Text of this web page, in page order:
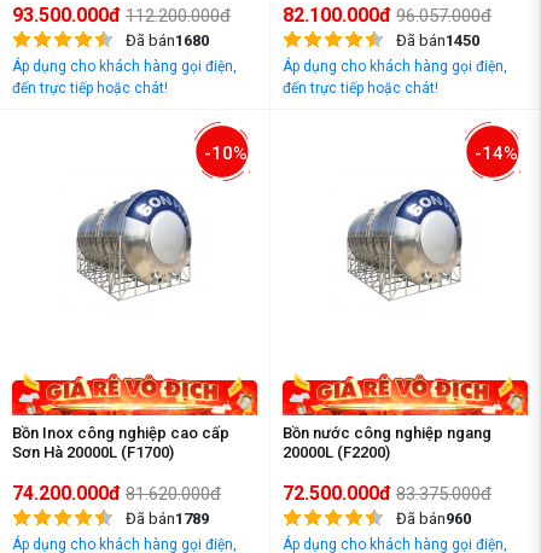
93.500.000đ 112.200.000đ
Đã bán1680
Áp dụng cho khách hàng gọi điện,
đến trực tiếp hoặc chát!
82.100.000đ 96.057.000đ
Đã bán1450
Áp dụng cho khách hàng gọi điện,
đến trực tiếp hoặc chát!
-10%
Bồn Inox công nghiệp cao cấp
Sơn Hà 20000L (F1700)
74.200.000đ 81.620.000đ
Đã bán1789
Áp dụng cho khách hàng gọi điện,
-14%
Bồn nước công nghiệp ngang
20000L (F2200)
72.500.000đ 83.375.000đ
Đã bán960
Áp dụng cho khách hàng gọi điện,